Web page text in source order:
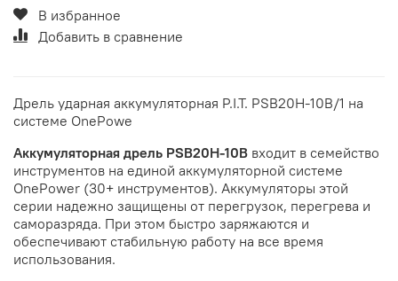
В избранное
Добавить в сравнение
Дрель ударная аккумуляторная P.I.T. PSB20H-10B/1 на
системе OnePowe
Аккумуляторная дрель PSB20H-10B входит в семейство
инструментов на единой аккумуляторной системе
OnePower (30+ инструментов). Аккумуляторы этой
серии надежно защищены от перегрузок, перегрева и
саморазряда. При этом быстро заряжаются и
обеспечивают стабильную работу на все время
использования.